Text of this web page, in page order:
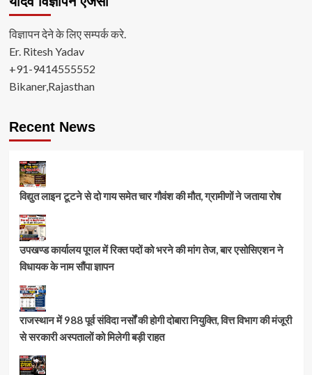
विज्ञापन देने के लिए सम्पर्क करे.
Er. Ritesh Yadav
+91-9414555552
Bikaner,Rajasthan
Recent News
विद्युत लाइन टूटने से दो गाय समेत चार गौवंश की मौत, ग्रामीणों ने जताया रोष
उपखण्ड कार्यालय पूगल में रिक्त पदों को भरने की मांग तेज, बार एसोसिएशन ने
विधायक के नाम सौंपा ज्ञापन
राजस्थान में 988 पूर्व संविदा नर्सों की होगी दोबारा नियुक्ति, वित्त विभाग की मंजूरी
से सरकारी अस्पतालों को मिलेगी बड़ी राहत